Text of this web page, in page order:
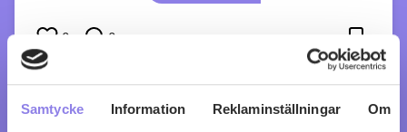
Samtycke Information Reklaminställningar Om
0 0